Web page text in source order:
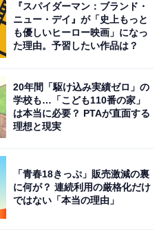
は赤、そこまで緊急ではな
ていますね。
『スパイダーマン：ブランド・
ニュー・デイ』が「史上もっと
も優しいヒーロー映画」になっ
た理由。予習したい作品は？
20年間「駆け込み実績ゼロ」の
学校も…「こども110番の家」
は本当に必要？ PTAが直面する
理想と現実
「青春18きっぷ」販売激減の裏
に何が？ 連続利用の厳格化だけ
ではない「本当の理由」